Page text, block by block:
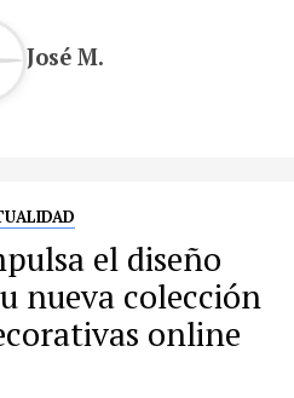
José M.
el diseño
nueva colección
online